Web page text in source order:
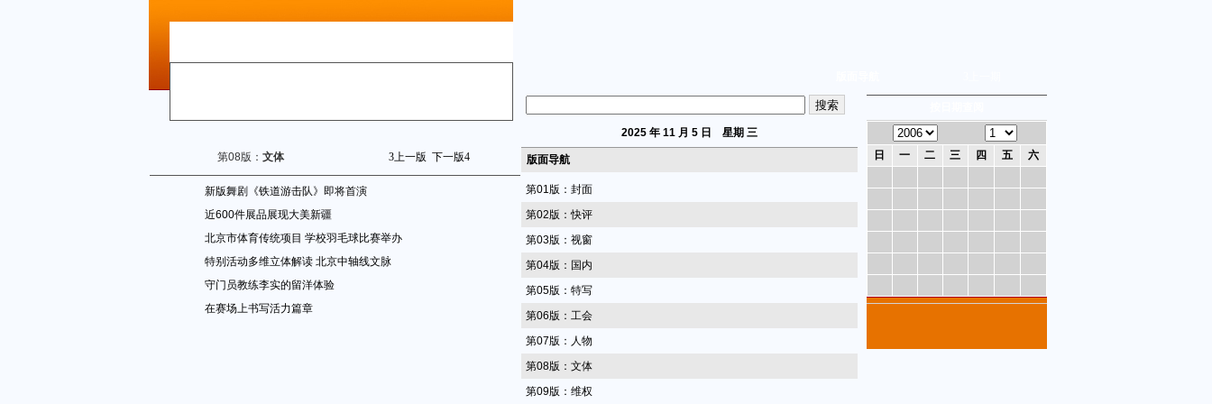
第08版： 文体 3上一版 下一版4
新版舞剧《铁道游击队》即将首演
近600件展品展现大美新疆
北京市体育传统项目 学校羽毛球比赛举办
特别活动多维立体解读 北京中轴线文脉
守门员教练李实的留洋体验
在赛场上书写活力篇章
2025 年 11 月 5 日 星期 三
版面导航
第01版：封面
第02版：快评
第03版：视窗
第04版：国内
第05版：特写
第06版：工会
第07版：人物
第08版：文体
第09版：维权
日 一 二 三 四 五 六